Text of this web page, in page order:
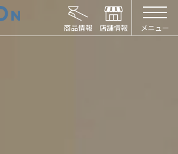
HIROCON｜広小路コンタクト｜【豊橋・浜
メニュー